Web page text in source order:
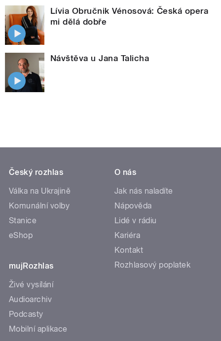
Lívia Obručnik Vénosová: Česká opera
mi dělá dobře
Návštěva u Jana Talicha
Český rozhlas
Válka na Ukrajině
Komunální volby
Stanice
eShop
mujRozhlas
Živé vysílání
Audioarchiv
Podcasty
Mobilní aplikace
O nás
Jak nás naladíte
Nápověda
Lidé v rádiu
Kariéra
Kontakt
Rozhlasový poplatek